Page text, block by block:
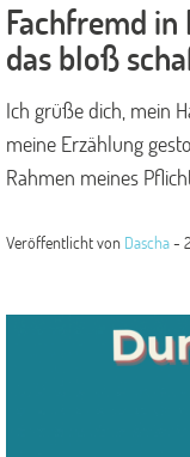
Fachfremd
das bloß
Ich grüße dich, mein
meine Erzählung
Rahmen meines
Veröffentlicht von Dascha-